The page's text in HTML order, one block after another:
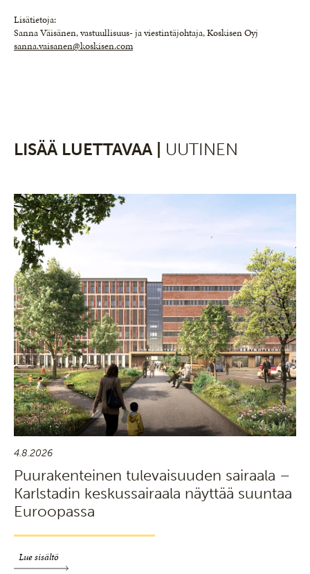
Lisätietoja:
Sanna Väisänen, vastuullisuus- ja viestintäjohtaja, Koskisen Oyj
sanna.vaisanen@koskisen.com
LISÄÄ LUETTAVAA | UUTINEN
4.8.2026
Puurakenteinen tulevaisuuden sairaala –
Karlstadin keskussairaala näyttää suuntaa
Euroopassa
Lue sisältö